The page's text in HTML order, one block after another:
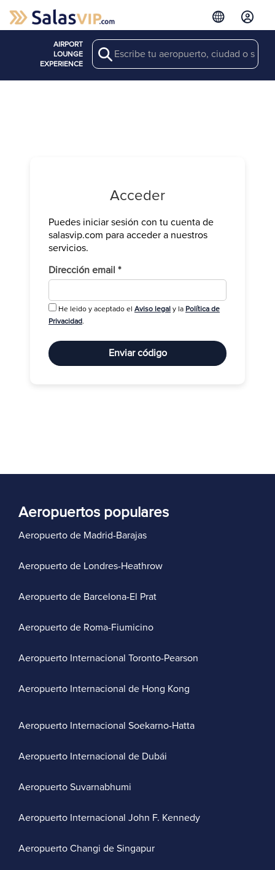
AIRPORT
LOUNGE
EXPERIENCE
Search
Acceder
Puedes iniciar sesión con tu cuenta de
salasvip.com para acceder a nuestros
servicios.
Dirección email *Obligatorio
He leido y aceptado el Aviso legal y la Política de
Privacidad.
Enviar código
Aeropuertos populares
Aeropuerto de Madrid-Barajas
Aeropuerto de Londres-Heathrow
Aeropuerto de Barcelona-El Prat
Aeropuerto de Roma-Fiumicino
Aeropuerto Internacional Toronto-Pearson
Aeropuerto Internacional de Hong Kong
Aeropuerto Internacional Soekarno-Hatta
Aeropuerto Internacional de Dubái
Aeropuerto Suvarnabhumi
Aeropuerto Internacional John F. Kennedy
Aeropuerto Changi de Singapur